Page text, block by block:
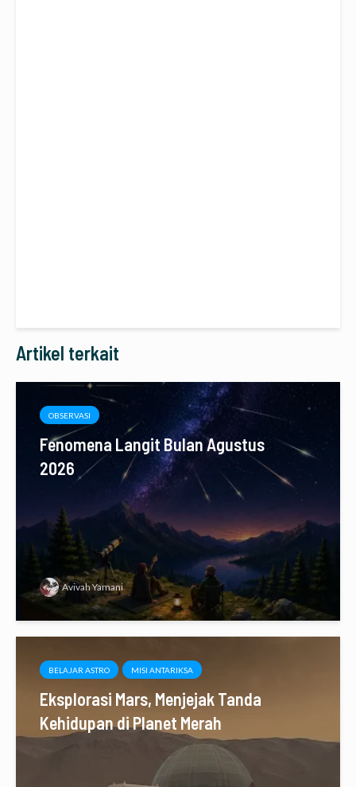
Artikel terkait
OBSERVASI
Fenomena Langit Bulan Agustus
2026
Avivah Yamani
BELAJAR ASTRO MISI ANTARIKSA
Eksplorasi Mars, Menjejak Tanda
Kehidupan di Planet Merah